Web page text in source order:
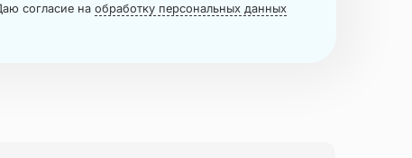
согласие на обработку персональных данных